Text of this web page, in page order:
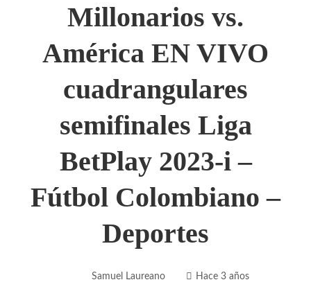
Millonarios vs.
América EN VIVO
cuadrangulares
semifinales Liga
BetPlay 2023-i –
Fútbol Colombiano –
Deportes
Samuel Laureano Hace 3 años